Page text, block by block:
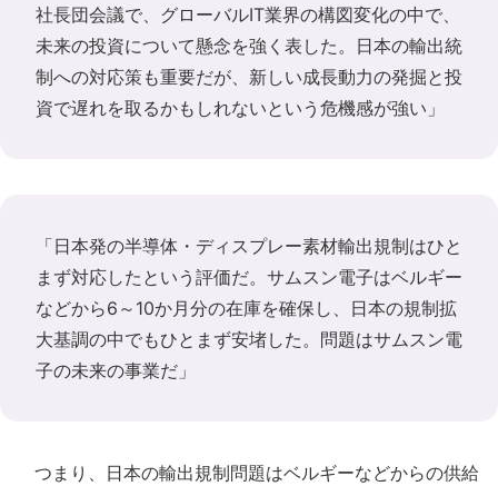
社長団会議で、グローバルIT業界の構図変化の中で、
未来の投資について懸念を強く表した。日本の輸出統
制への対応策も重要だが、新しい成長動力の発掘と投
資で遅れを取るかもしれないという危機感が強い」
「日本発の半導体・ディスプレー素材輸出規制はひと
まず対応したという評価だ。サムスン電子はベルギー
などから6～10か月分の在庫を確保し、日本の規制拡
大基調の中でもひとまず安堵した。問題はサムスン電
子の未来の事業だ」
つまり、日本の輸出規制問題はベルギーなどからの供給